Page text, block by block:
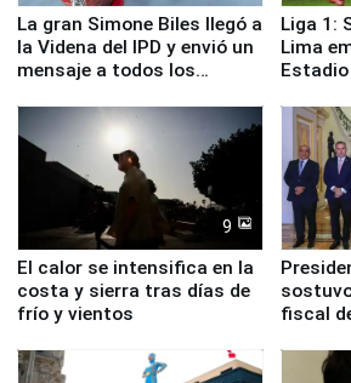
La gran Simone Biles llegó a
la Videna del IPD y envió un
mensaje a todos los
Liga 1:
Lima
9
El calor se intensifica en la
costa y sierra tras días de
frío y vientos
fiscal